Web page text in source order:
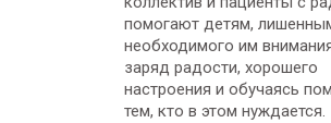
помогают детям,
необходимого им
заряд радости, хорошего
настроения и обучаясь
тем, кто в этом нуждается.